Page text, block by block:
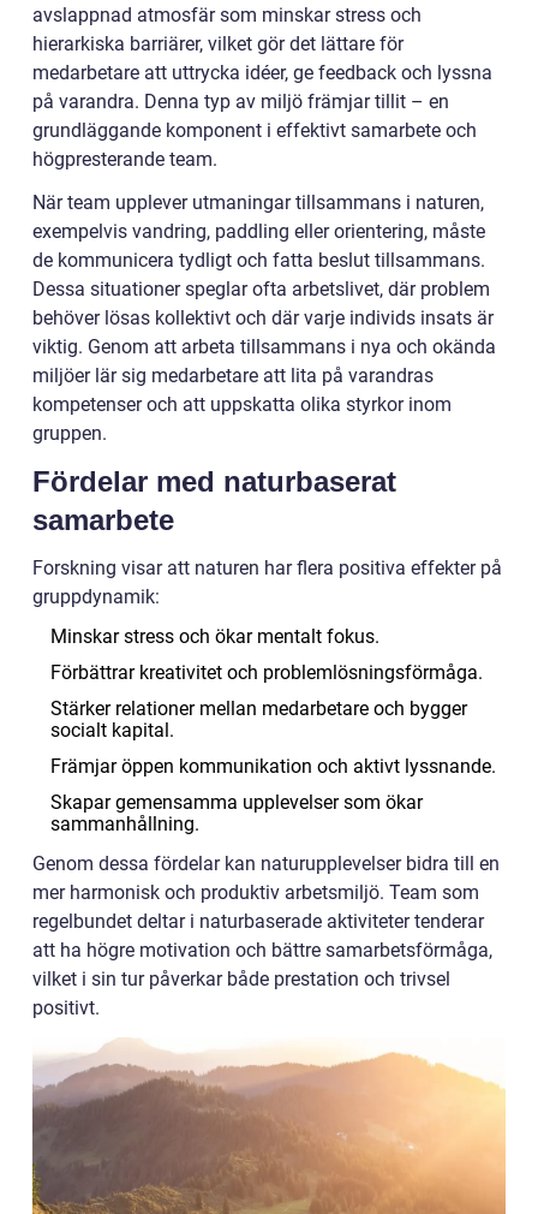
avslappnad atmosfär som minskar stress och
hierarkiska barriärer, vilket gör det lättare för
medarbetare att uttrycka idéer, ge feedback och lyssna
på varandra. Denna typ av miljö främjar tillit – en
grundläggande komponent i effektivt samarbete och
högpresterande team.
När team upplever utmaningar tillsammans i naturen,
exempelvis vandring, paddling eller orientering, måste
de kommunicera tydligt och fatta beslut tillsammans.
Dessa situationer speglar ofta arbetslivet, där problem
behöver lösas kollektivt och där varje individs insats är
viktig. Genom att arbeta tillsammans i nya och okända
miljöer lär sig medarbetare att lita på varandras
kompetenser och att uppskatta olika styrkor inom
gruppen.
Fördelar med naturbaserat
samarbete
Forskning visar att naturen har flera positiva effekter på
gruppdynamik:
Minskar stress och ökar mentalt fokus.
Förbättrar kreativitet och problemlösningsförmåga.
Stärker relationer mellan medarbetare och bygger
socialt kapital.
Främjar öppen kommunikation och aktivt lyssnande.
Skapar gemensamma upplevelser som ökar
sammanhållning.
Genom dessa fördelar kan naturupplevelser bidra till en
mer harmonisk och produktiv arbetsmiljö. Team som
regelbundet deltar i naturbaserade aktiviteter tenderar
att ha högre motivation och bättre samarbetsförmåga,
vilket i sin tur påverkar både prestation och trivsel
positivt.